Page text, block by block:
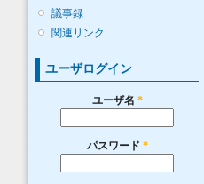
議事録
関連リンク
ユーザログイン
ユーザ名 *
パスワード *